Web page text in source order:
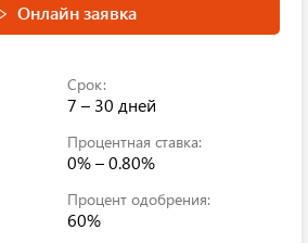
Онлайн заявка
Срок:
7 – 30 дней
Процентная ставка:
0% – 0.80%
Процент одобрения:
60%